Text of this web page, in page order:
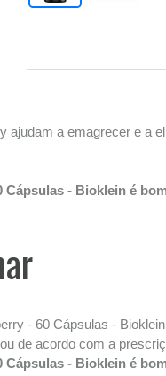
ajudam a emagrecer e a
Cápsulas - Bioklein é
- 60 Cápsulas - Bioklein
de acordo com a
Cápsulas - Bioklein é